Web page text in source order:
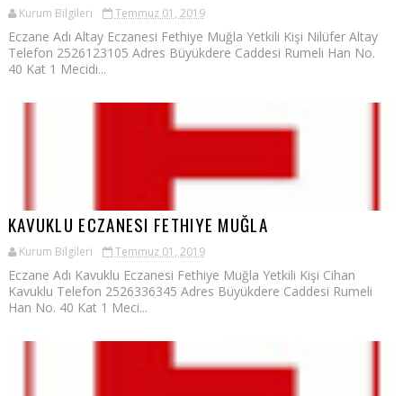
Kurum Bilgileri Temmuz 01, 2019
Eczane Adı Altay Eczanesi Fethiye Muğla Yetkili Kişi Nilüfer Altay
Telefon 2526123105 Adres Büyükdere Caddesi Rumeli Han No.
40 Kat 1 Mecidi...
KAVUKLU ECZANESI FETHIYE MUĞLA
Kurum Bilgileri Temmuz 01, 2019
Eczane Adı Kavuklu Eczanesi Fethiye Muğla Yetkili Kişi Cihan
Kavuklu Telefon 2526336345 Adres Büyükdere Caddesi Rumeli
Han No. 40 Kat 1 Meci...